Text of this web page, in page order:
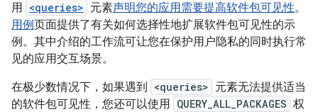
用 <queries> 元素声明您的应用需要提高软件包可见性。
用例页面提供了有关如何选择性地扩展软件包可见性的示
例。其中介绍的工作流可让您在保护用户隐私的同时执行常
见的应用交互场景。
在极少数情况下，如果遇到
<queries> 元素无法提供适当
的软件包可见性，您还可以使用 QUERY_ALL_PACKAGES 权